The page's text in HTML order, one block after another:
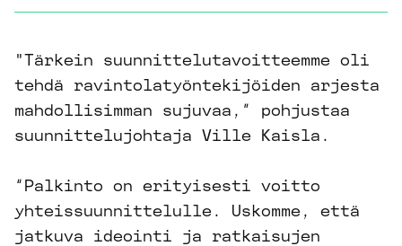
"Tärkein suunnittelutavoitteemme oli
tehdä ravintolatyöntekijöiden arjesta
mahdollisimman sujuvaa,” pohjustaa
suunnittelujohtaja Ville Kaisla.
“Palkinto on erityisesti voitto
yhteissuunnittelulle. Uskomme, että
jatkuva ideointi ja ratkaisujen